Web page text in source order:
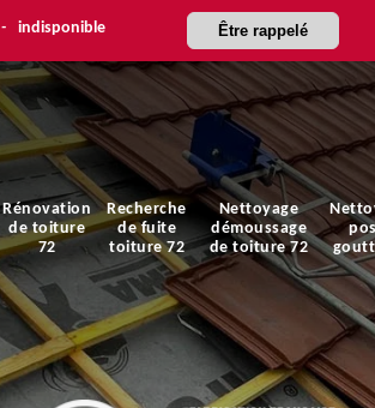
- indisponible Être rappelé
Rénovation
de toiture
72
Recherche
de fuite
toiture 72
Nettoyage
démoussage
de toiture 72